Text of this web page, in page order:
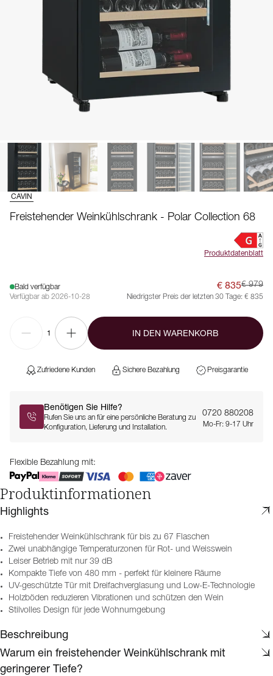
CAVIN
Freistehender Weinkühlschrank - Polar Collection 68
Produktdatenblatt
Bald verfügbar
Verfügbar ab 2026-10-28
€ 835€ 979
Niedrigster Preis der letzten 30 Tage: € 835
1 IN DEN WARENKORB
Zufriedene Kunden Sichere Bezahlung Preisgarantie
Benötigen Sie Hilfe?
Rufen Sie uns an für eine persönliche Beratung zu
Konfiguration, Lieferung und Installation.
0720 880208
Mo-Fr: 9-17 Uhr
Flexible Bezahlung mit:
Produktinformationen
Highlights
Freistehender Weinkühlschrank für bis zu 67 Flaschen
Zwei unabhängige Temperaturzonen für Rot- und Weisswein
Leiser Betrieb mit nur 39 dB
Kompakte Tiefe von 480 mm - perfekt für kleinere Räume
UV-geschützte Tür mit Dreifachverglasung und Low-E-Technologie
Holzböden reduzieren Vibrationen und schützen den Wein
Stilvolles Design für jede Wohnumgebung
Beschreibung
Warum ein freistehender Weinkühlschrank mit
geringerer Tiefe?